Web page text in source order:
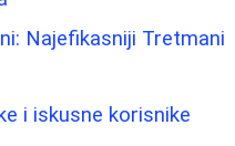
Najefikasniji Tretmani
i iskusne korisnike